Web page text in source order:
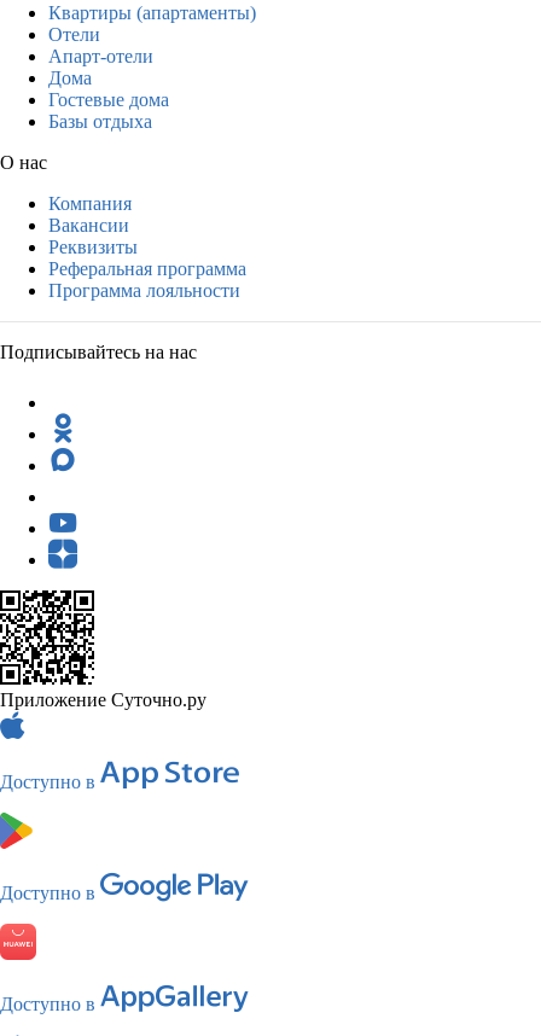
Квартиры (апартаменты)
Отели
Апарт-отели
Дома
Гостевые дома
Базы отдыха
О нас
Компания
Вакансии
Реквизиты
Реферальная программа
Программа лояльности
Подписывайтесь на нас
Приложение Суточно.ру
Доступно в
Доступно в
Доступно в